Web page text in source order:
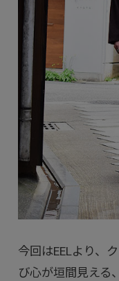
今回はEELより、
び心が垣間見える